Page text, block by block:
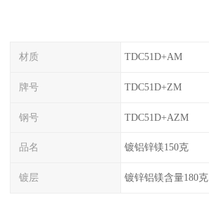
材质 TDC51D+AM
牌号 TDC51D+ZM
钢号 TDC51D+AZM
品名 镀铝锌镁150克
镀层 镀锌铝镁含量180克